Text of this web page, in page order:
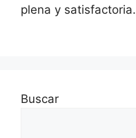
plena y satisfactoria.
Buscar